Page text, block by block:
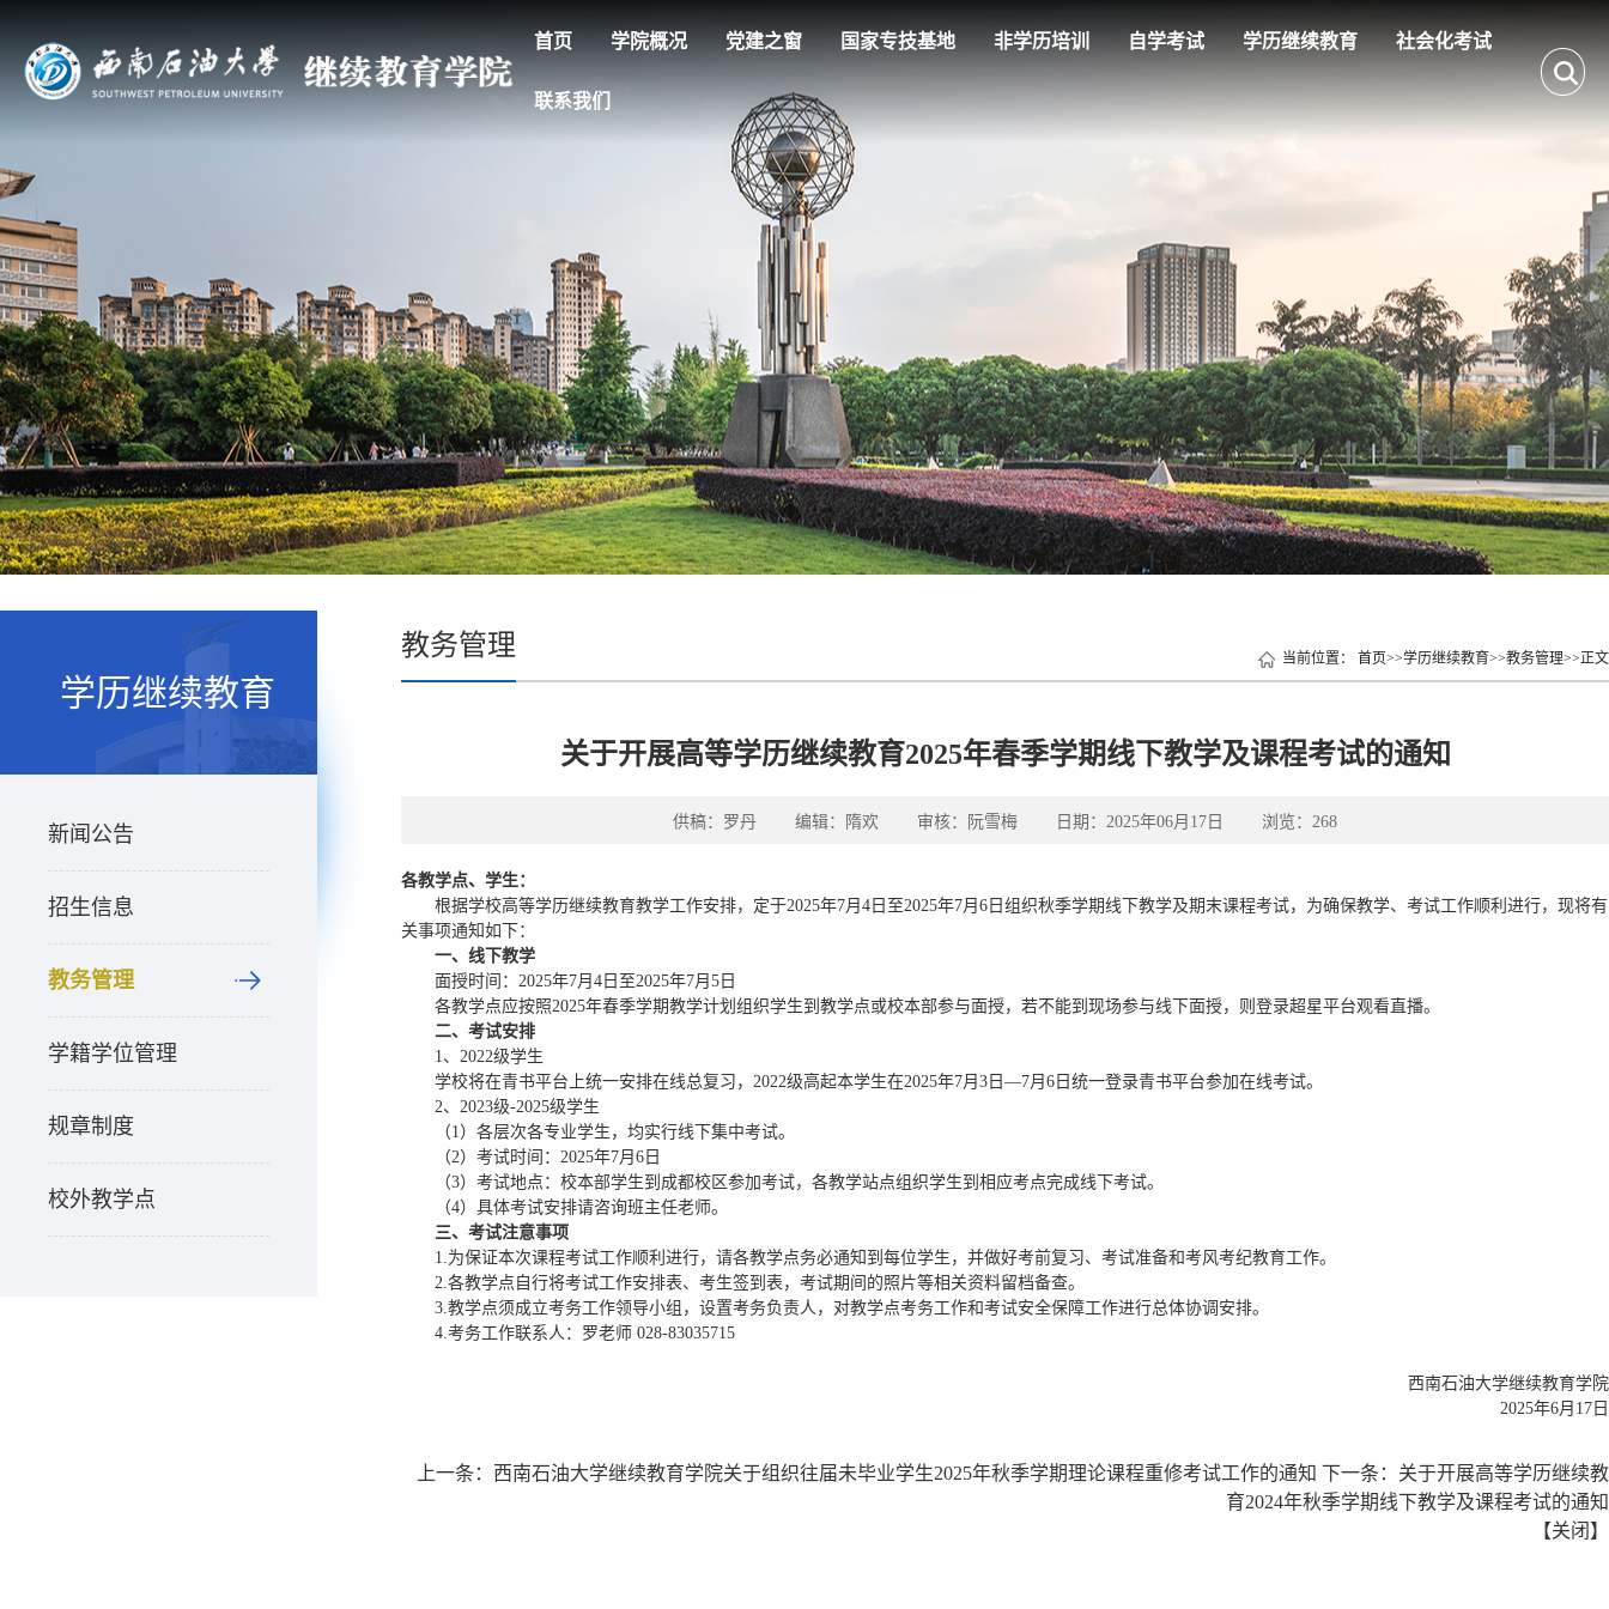
首页 学院概况 党建之窗 国家专技基地 非学历培训 自学考试 学历继续教育 社会化考试
联系我们
学历继续教育
新闻公告
招生信息
教务管理
学籍学位管理
规章制度
校外教学点
教务管理 当前位置： 首页>>学历继续教育>>教务管理>>正文
关于开展高等学历继续教育2025年春季学期线下教学及课程考试的通知
供稿：罗丹 编辑：隋欢 审核：阮雪梅 日期：2025年06月17日 浏览： 268
各教学点、学生：
根据学校高等学历继续教育教学工作安排，定于2025年7月4日至2025年7月6日组织秋季学期线下教学及期末课程考试，为确保教学、考试工作顺利进行，现将有
关事项通知如下：
一、线下教学
面授时间：2025年7月4日至2025年7月5日
各教学点应按照2025年春季学期教学计划组织学生到教学点或校本部参与面授，若不能到现场参与线下面授，则登录超星平台观看直播。
二、考试安排
1、2022级学生
学校将在青书平台上统一安排在线总复习，2022级高起本学生在2025年7月3日—7月6日统一登录青书平台参加在线考试。
2、2023级-2025级学生
（1）各层次各专业学生，均实行线下集中考试。
（2）考试时间：2025年7月6日
（3）考试地点：校本部学生到成都校区参加考试，各教学站点组织学生到相应考点完成线下考试。
（4）具体考试安排请咨询班主任老师。
三、考试注意事项
1.为保证本次课程考试工作顺利进行，请各教学点务必通知到每位学生，并做好考前复习、考试准备和考风考纪教育工作。
2.各教学点自行将考试工作安排表、考生签到表，考试期间的照片等相关资料留档备查。
3.教学点须成立考务工作领导小组，设置考务负责人，对教学点考务工作和考试安全保障工作进行总体协调安排。
4.考务工作联系人：罗老师 028-83035715
西南石油大学继续教育学院
2025年6月17日
上一条： 西南石油大学继续教育学院关于组织往届未毕业学生2025年秋季学期理论课程重修考试工作的通知 下一条： 关于开展高等学历继续教
育2024年秋季学期线下教学及课程考试的通知
【关闭 】